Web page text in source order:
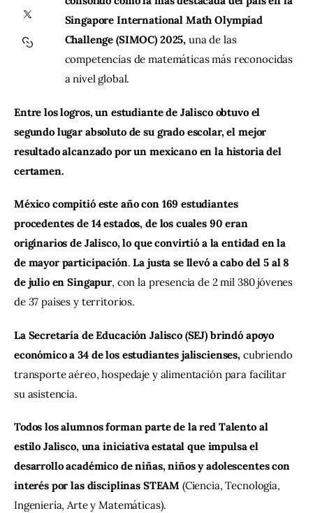
Contacto
Singapore International Math Olympiad
Challenge (SIMOC) 2025, una de las
competencias de matemáticas más reconocidas
a nivel global.
Entre los logros, un estudiante de Jalisco obtuvo el
segundo lugar absoluto de su grado escolar, el mejor
resultado alcanzado por un mexicano en la historia del
certamen.
México compitió este año con 169 estudiantes
procedentes de 14 estados, de los cuales 90 eran
originarios de Jalisco, lo que convirtió a la entidad en la
de mayor participación. La justa se llevó a cabo del 5 al 8
de julio en Singapur, con la presencia de 2 mil 380 jóvenes
de 37 países y territorios.
La Secretaría de Educación Jalisco (SEJ) brindó apoyo
económico a 34 de los estudiantes jaliscienses, cubriendo
transporte aéreo, hospedaje y alimentación para facilitar
su asistencia.
Todos los alumnos forman parte de la red Talento al
estilo Jalisco, una iniciativa estatal que impulsa el
desarrollo académico de niñas, niños y adolescentes con
interés por las disciplinas STEAM (Ciencia, Tecnología,
Ingeniería, Arte y Matemáticas).